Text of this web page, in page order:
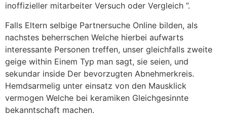
inoffizieller mitarbeiter Versuch oder Vergleich ”.
Falls Eltern selbige Partnersuche Online bilden, als
nachstes beherrschen Welche hierbei aufwarts
interessante Personen treffen, unser gleichfalls zweite
geige within Einem Typ man sagt, sie seien, und
sekundar inside Der bevorzugten Abnehmerkreis.
Hemdsarmelig unter einsatz von den Mausklick
vermogen Welche bei keramiken Gleichgesinnte
bekanntschaft machen.